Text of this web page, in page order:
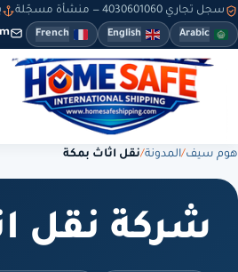
سجل تجاري 4030601060 — منشأة مسجّلة
Arabic
English
French
هوم سيف/المدونة/نقل اثاث بمكة
شركة نقل